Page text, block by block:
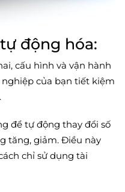
động hóa:
cấu hình và vận hành
của bạn tiết kiệm
để tự động thay đổi số
tăng, giảm. Điều này
chỉ sử dụng tài